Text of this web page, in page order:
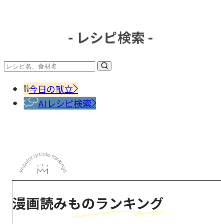
- レシピ検索 -
今日の献立
AIレシピ検索
漫画読みものランキング